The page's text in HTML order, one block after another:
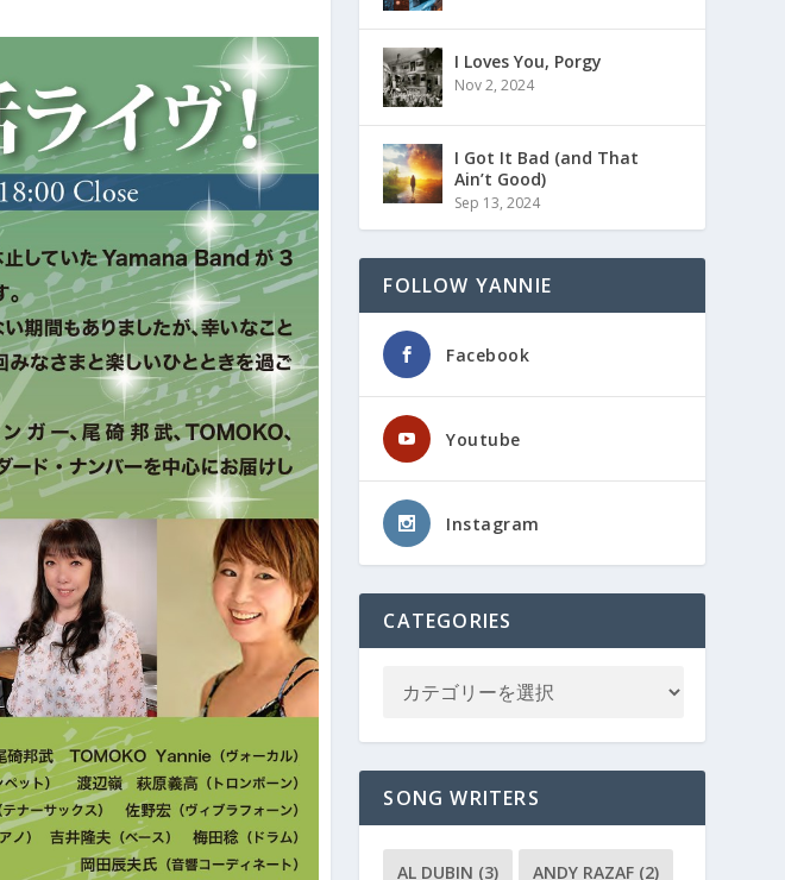
I Loves You, Porgy
Nov 2, 2024
I Got It Bad (and That
Ain’t Good)
Sep 13, 2024
FOLLOW YANNIE
Facebook
Youtube
Instagram
CATEGORIES
SONG WRITERS
AL DUBIN (3) ANDY RAZAF (2)